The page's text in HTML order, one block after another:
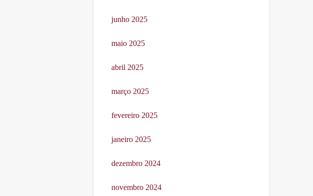
junho 2025
maio 2025
abril 2025
março 2025
fevereiro 2025
janeiro 2025
dezembro 2024
novembro 2024